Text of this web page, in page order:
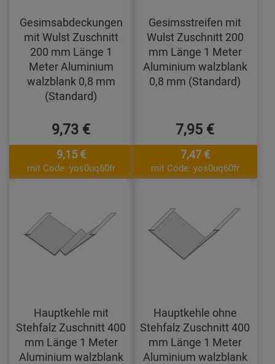
Gesimsabdeckungen
mit Wulst Zuschnitt
200 mm Länge 1
Meter Aluminium
walzblank 0,8 mm
(Standard)
9,73 €
9,15 €
mit Code: yos0uq60fr
Gesimsstreifen mit
Wulst Zuschnitt 200
mm Länge 1 Meter
Aluminium walzblank
0,8 mm (Standard)
7,95 €
7,47 €
mit Code: yos0uq60fr
Hauptkehle mit
Stehfalz Zuschnitt 400
mm Länge 1 Meter
Aluminium walzblank
Hauptkehle ohne
Stehfalz Zuschnitt 400
mm Länge 1 Meter
Aluminium walzblank